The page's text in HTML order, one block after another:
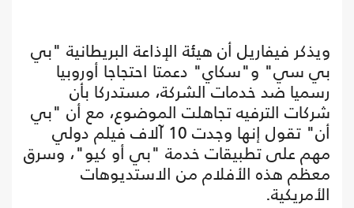
ويذكر فيفاريل أن هيئة الإذاعة البريطانية "بي
بي سي" و"سكاي" دعمتا احتجاجا أوروبيا
رسميا ضد خدمات الشركة، مستدركا بأن
شركات الترفيه تجاهلت الموضوع، مع أن "بي
أن" تقول إنها وجدت 10 آلاف فيلم دولي
مهم على تطبيقات خدمة "بي أو كيو"، وسرق
معظم هذه الأفلام من الاستديوهات
الأمريكية.